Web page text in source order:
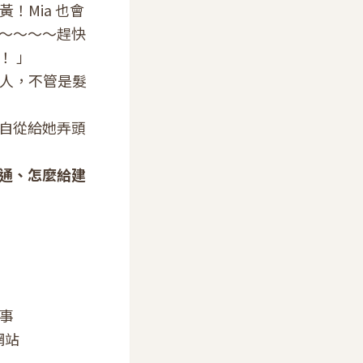
！Mia 也會
～～～趕快
」
，不管是髮
從給她弄頭
、怎麼給建
站